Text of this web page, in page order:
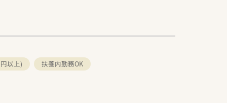
以上)
扶養内勤務OK